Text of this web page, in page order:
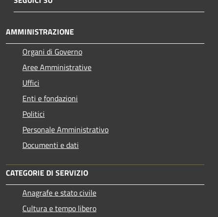
AMMINISTRAZIONE
Organi di Governo
Aree Amministrative
Uffici
Enti e fondazioni
Politici
Personale Amministrativo
Documenti e dati
CATEGORIE DI SERVIZIO
Anagrafe e stato civile
Cultura e tempo libero